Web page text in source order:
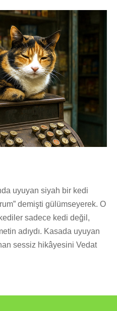
uyuyan siyah bir kedi
demişti gülümseyerek. O
sadece kedi değil,
adıydı. Kasada uyuyan
sessiz hikâyesini Vedat